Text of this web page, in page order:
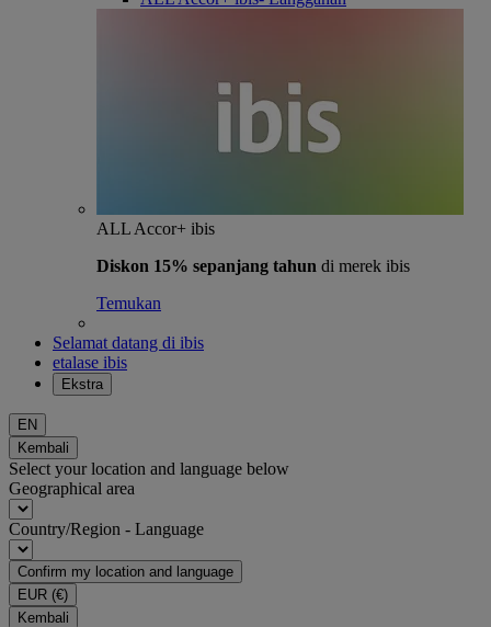
ALL Accor+ ibis
Diskon 15% sepanjang tahun di merek ibis
Temukan
Selamat datang di ibis
etalase ibis
Ekstra
EN
Kembali
Select your location and language below
Geographical area
Country/Region - Language
Confirm my location and language
EUR (€)
Kembali